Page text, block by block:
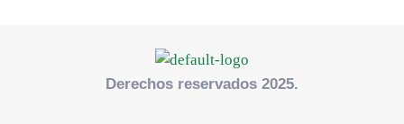
Derechos reservados 2025.